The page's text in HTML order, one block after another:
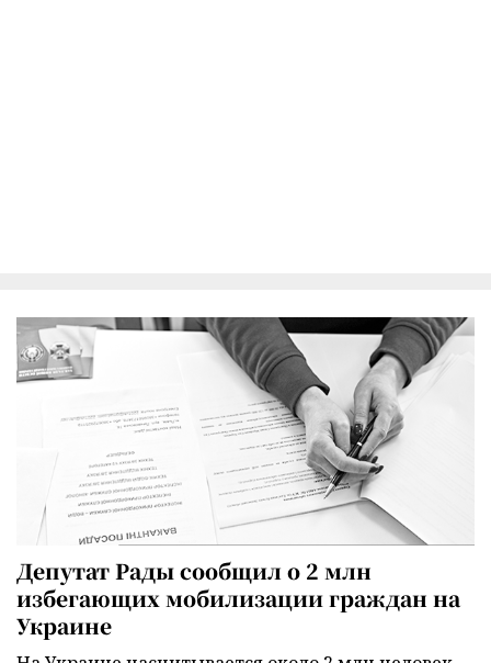
Депутат Рады сообщил о 2 млн
избегающих мобилизации граждан на
Украине